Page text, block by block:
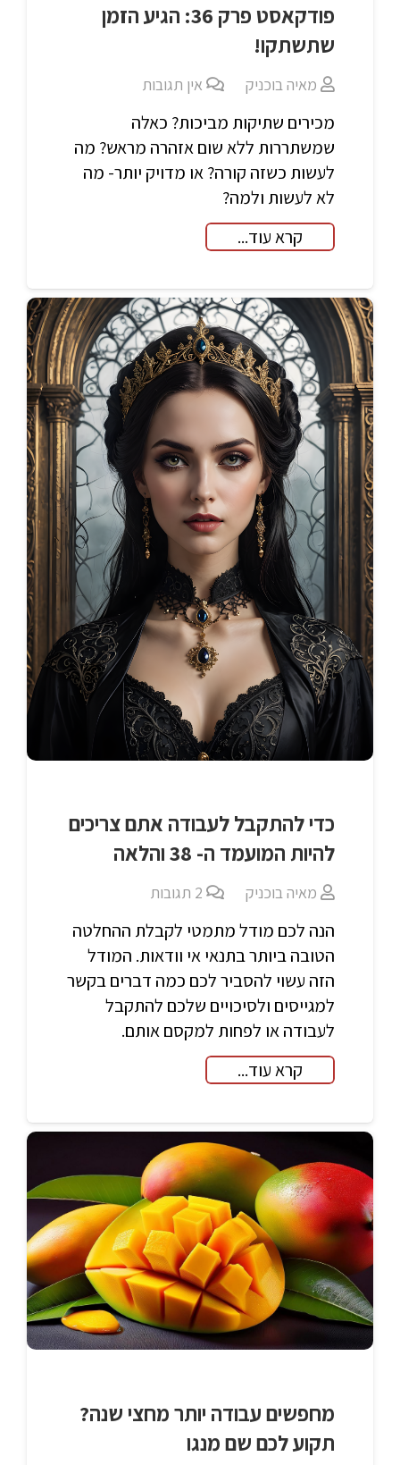
פודקאסט פרק 36: הגיע הזמן
שתשתקו!
מאיה בוכניק אין תגובות
מכירים שתיקות מביכות? כאלה
שמשתררות ללא שום אזהרה מראש? מה
לעשות כשזה קורה? או מדויק יותר- מה
לא לעשות ולמה?
קרא עוד...
כדי להתקבל לעבודה אתם צריכים
להיות המועמד ה- 38 והלאה
מאיה בוכניק 2 תגובות
הנה לכם מודל מתמטי לקבלת ההחלטה
הטובה ביותר בתנאי אי וודאות. המודל
הזה עשוי להסביר לכם כמה דברים בקשר
למגייסים ולסיכויים שלכם להתקבל
לעבודה או לפחות למקסם אותם.
קרא עוד...
מחפשים עבודה יותר מחצי שנה?
תקוע לכם שם מנגו